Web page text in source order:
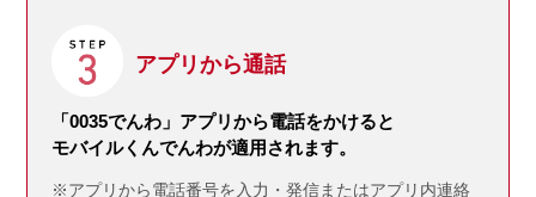
アプリから通話
「0035でんわ」アプリから電話をかけると
モバイルくんでんわが適用されます。
※アプリから電話番号を入力・発信またはアプリ内連絡